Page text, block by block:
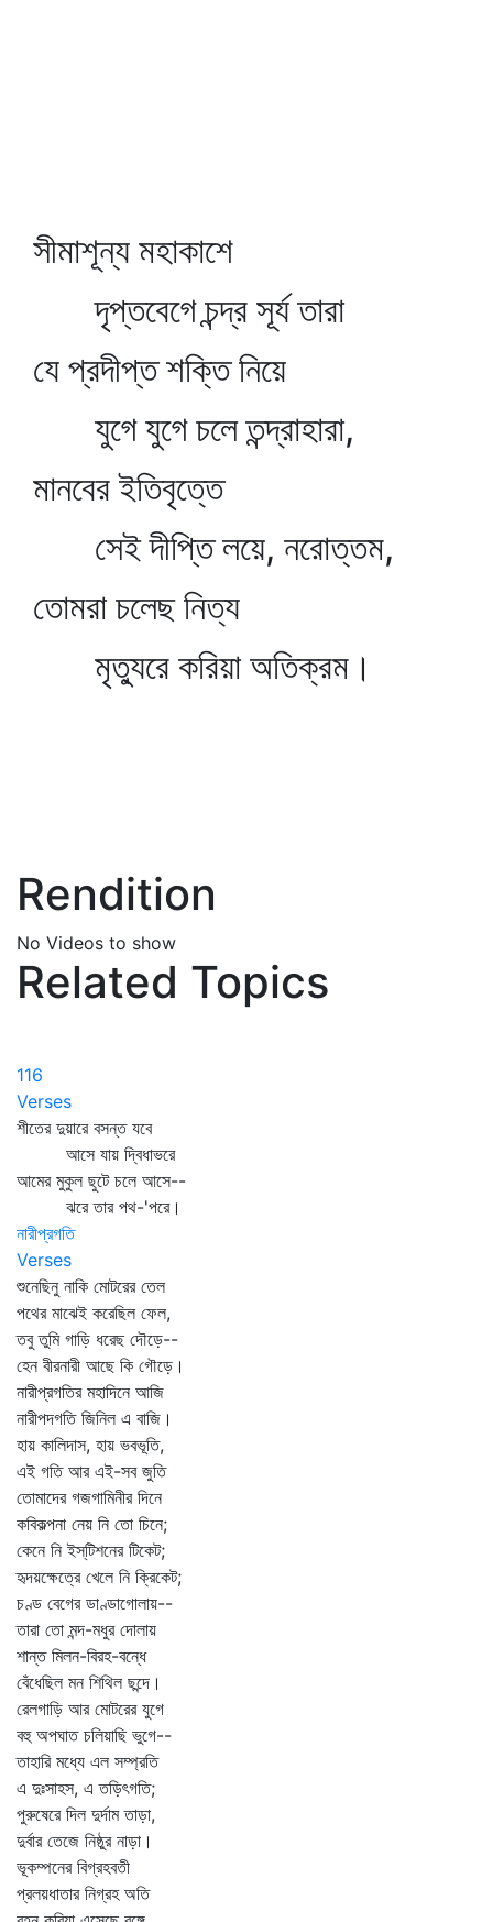
সীমাশূন্য মহাকাশে
দৃপ্তবেগে চন্দ্র সূর্য তারা
যে প্রদীপ্ত শক্তি নিয়ে
যুগে যুগে চলে তন্দ্রাহারা,
মানবের ইতিবৃত্তে
সেই দীপ্তি লয়ে, নরোত্তম,
তোমরা চলেছ নিত্য
মৃত্যুরে করিয়া অতিক্রম।
Rendition
No Videos to show
Related Topics
116
Verses
শীতের দুয়ারে বসন্ত যবে
আসে যায় দ্বিধাভরে
আমের মুকুল ছুটে চলে আসে--
ঝরে তার পথ-'পরে।
নারীপ্রগতি
Verses
শুনেছিনু নাকি মোটরের তেল
পথের মাঝেই করেছিল ফেল,
তবু তুমি গাড়ি ধরেছ দৌড়ে--
হেন বীরনারী আছে কি গৌড়ে।
নারীপ্রগতির মহাদিনে আজি
নারীপদগতি জিনিল এ বাজি।
হায় কালিদাস, হায় ভবভূতি,
এই গতি আর এই-সব জুতি
তোমাদের গজগামিনীর দিনে
কবিকল্পনা নেয় নি তো চিনে;
কেনে নি ইস্‌টিশনের টিকেট;
হৃদয়ক্ষেত্রে খেলে নি ক্রিকেট;
চণ্ড বেগের ডাণ্ডাগোলায়--
তারা তো মন্দ-মধুর দোলায়
শান্ত মিলন-বিরহ-বন্ধে
বেঁধেছিল মন শিথিল ছন্দে।
রেলগাড়ি আর মোটরের যুগে
বহু অপঘাত চলিয়াছি ভুগে--
তাহারি মধ্যে এল সম্প্রতি
এ দুঃসাহস, এ তড়িৎগতি;
পুরুষেরে দিল দুর্দাম তাড়া,
দুর্বার তেজে নিষ্ঠুর নাড়া।
ভূকম্পনের বিগ্রহবতী
প্রলয়ধাতার নিগ্রহ অতি